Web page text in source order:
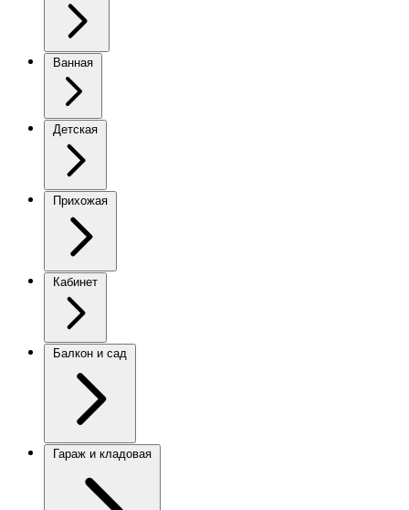
Ванная
Детская
Прихожая
Кабинет
Балкон и сад
Гараж и кладовая